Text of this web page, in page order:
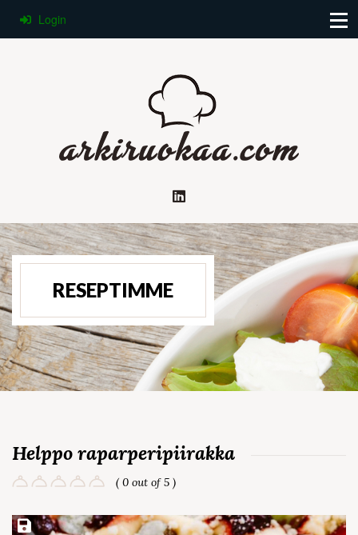
Login
RESEPTIMME
Helppo raparperipiirakka
( 0 out of 5 )
Save Recipe